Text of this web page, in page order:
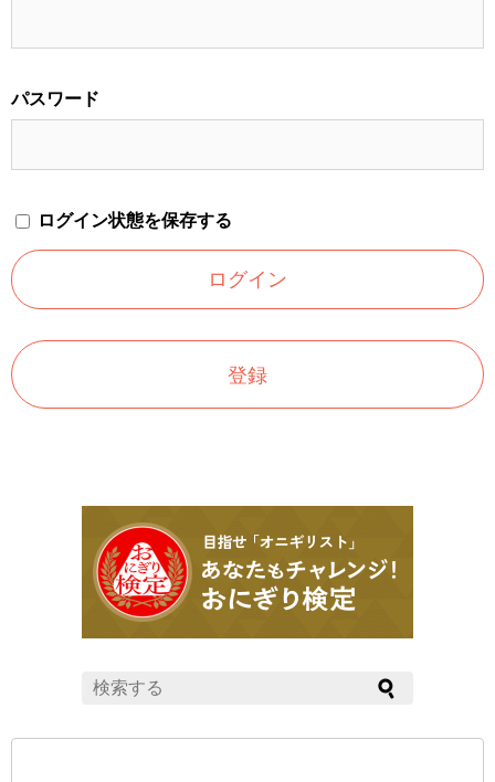
パスワード
ログイン状態を保存する
登録